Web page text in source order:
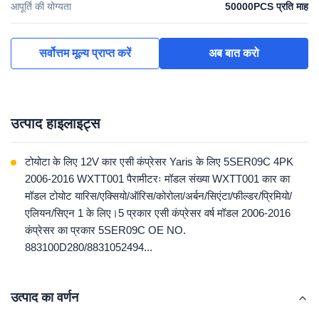
आपूर्ति की योग्यता 50000PCS प्रति माह
सर्वोत्तम मूल्य प्राप्त करें अब बात करो
उत्पाद हाइलाइट्स
टोयोटा के लिए 12V कार एसी कंप्रेसर Yaris के लिए 5SER09C 4PK
2006-2016 WXTT001 पैरामीटरः मॉडल संख्या WXTT001 कार का
मॉडल टोयोट यारिस/एक्सियो/ऑरिस/कोरोला/अर्बन/सिएंटा/फील्डर/प्रिमियो/
एलियन/सिएन 1 के लिए।5 प्रकार एसी कंप्रेसर वर्ष मॉडल 2006-2016
कंप्रेसर का प्रकार 5SER09C OE NO.
883100D280/8831052494...
उत्पाद का वर्णन